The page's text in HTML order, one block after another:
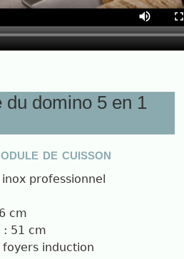
du domino 5 en 1
de cuisson
professionnel
cm
: 51 cm
induction